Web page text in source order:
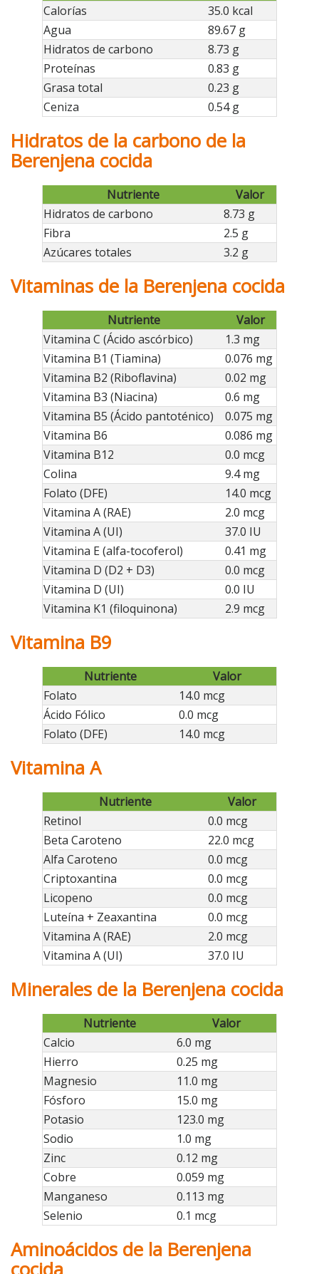
Calorías
35.0 kcal
Agua
89.67 g
Hidratos de carbono
8.73 g
Proteínas
0.83 g
Grasa total
0.23 g
Ceniza
0.54 g
Hidratos de la carbono de la
Berenjena cocida
Nutriente
Valor
Hidratos de carbono
8.73 g
Fibra
2.5 g
Azúcares totales
3.2 g
Vitaminas de la Berenjena cocida
Nutriente
Valor
Vitamina C (Ácido ascórbico)
1.3 mg
Vitamina B1 (Tiamina)
0.076 mg
Vitamina B2 (Riboflavina)
0.02 mg
Vitamina B3 (Niacina)
0.6 mg
Vitamina B5 (Ácido pantoténico)
0.075 mg
Vitamina B6
0.086 mg
Vitamina B12
0.0 mcg
Colina
9.4 mg
Folato (DFE)
14.0 mcg
Vitamina A (RAE)
2.0 mcg
Vitamina A (UI)
37.0 IU
Vitamina E (alfa-tocoferol)
0.41 mg
Vitamina D (D2 + D3)
0.0 mcg
Vitamina D (UI)
0.0 IU
Vitamina K1 (filoquinona)
2.9 mcg
Vitamina B9
Nutriente
Valor
Folato
14.0 mcg
Ácido Fólico
0.0 mcg
Folato (DFE)
14.0 mcg
Vitamina A
Nutriente
Valor
Retinol
0.0 mcg
Beta Caroteno
22.0 mcg
Alfa Caroteno
0.0 mcg
Criptoxantina
0.0 mcg
Licopeno
0.0 mcg
Luteína + Zeaxantina
0.0 mcg
Vitamina A (RAE)
2.0 mcg
Vitamina A (UI)
37.0 IU
Minerales de la Berenjena cocida
Nutriente
Valor
Calcio
6.0 mg
Hierro
0.25 mg
Magnesio
11.0 mg
Fósforo
15.0 mg
Potasio
123.0 mg
Sodio
1.0 mg
Zinc
0.12 mg
Cobre
0.059 mg
Manganeso
0.113 mg
Selenio
0.1 mcg
Aminoácidos de la Berenjena